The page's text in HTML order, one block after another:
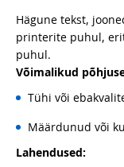
Hägune tekst,
printerite puhul,
puhul.
Võimalikud
Tühi või
Määrdunud või
Lahendused: